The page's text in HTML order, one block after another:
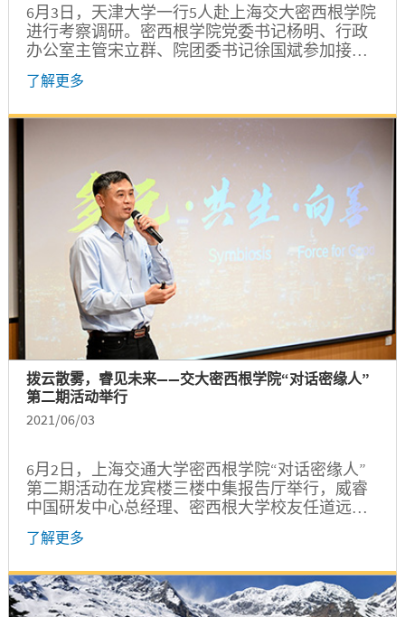
6月3日，天津大学一行5人赴上海交大密西根学院
进行考察调研。密西根学院党委书记杨明、行政
办公室主管宋立群、院团委书记徐国斌参加接
待。 杨明首先代表学院欢迎天津大学的到访，并
介绍了学院整体办学情况，并表示希望通过未来
了解更多
拨云散雾，睿见未来——交大密西根学院“对话密缘人”
第二期活动举行
2021/06/03
6月2日，上海交通大学密西根学院“对话密缘人”
第二期活动在龙宾楼三楼中集报告厅举行，威睿
中国研发中心总经理、密西根大学校友任道远作
为主讲嘉宾带来精彩的主题分享。威睿上海研发
中心运营部门负责人诸芸、学院院长黄佩森、副
动，现场和线上近百名观众参与活动。活动由大
一学生涂义文主持。...
了解更多